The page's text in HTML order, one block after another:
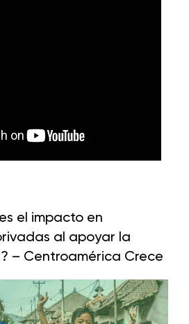
el impacto en
al apoyar la
– Centroamérica Crece